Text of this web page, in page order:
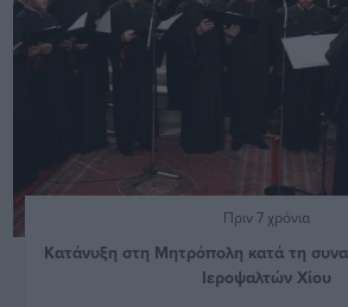
Πριν 7 χρόνια
Κατάνυξη στη Μητρόπολη κατά τη
Ιεροψαλτών Χίου